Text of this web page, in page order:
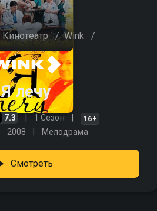
Кинотеатр / Wink /
Я лечу
7.3 1 Сезон 16+
2008 Мелодрама
Смотреть